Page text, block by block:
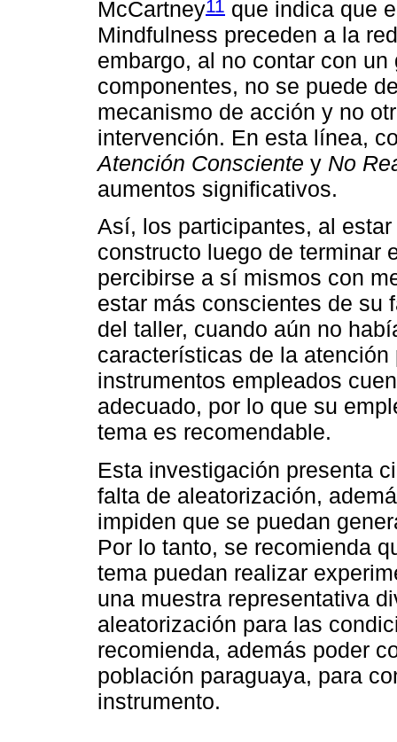
McCartney11 que indica que
Mindfulness preceden a la
embargo, al no contar con
componentes, no se puede
mecanismo de acción y no
intervención. En esta línea,
Atención Consciente y No
aumentos significativos.
Así, los participantes, al
constructo luego de terminar
percibirse a sí mismos con
estar más conscientes de su
del taller, cuando aún no
características de la
instrumentos empleados
adecuado, por lo que su
tema es recomendable.
Esta investigación presenta
falta de aleatorización,
impiden que se puedan
Por lo tanto, se recomienda
tema puedan realizar
una muestra representativa
aleatorización para las
recomienda, además poder
población paraguaya, para
instrumento.